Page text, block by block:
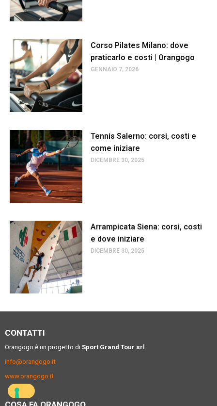
Corso Pilates Milano: dove
praticarlo e costi | Orangogo
GENNAIO 7, 2026
Tennis Salerno: corsi, costi e
come iniziare
DICEMBRE 30, 2025
Arrampicata Siena: corsi, costi
e dove iniziare
DICEMBRE 30, 2025
CONTATTI
Orangogo è un progetto di Sport Grand Tour srl
info@orangogo.it
www.orangogo.it